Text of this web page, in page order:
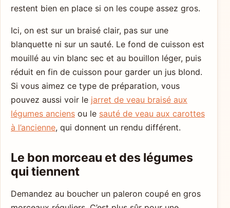
restent bien en place si on les coupe assez gros.
Ici, on est sur un braisé clair, pas sur une
blanquette ni sur un sauté. Le fond de cuisson est
mouillé au vin blanc sec et au bouillon léger, puis
réduit en fin de cuisson pour garder un jus blond.
Si vous aimez ce type de préparation, vous
pouvez aussi voir le jarret de veau braisé aux
légumes anciens ou le sauté de veau aux carottes
à l’ancienne, qui donnent un rendu différent.
Le bon morceau et des légumes
qui tiennent
Demandez au boucher un paleron coupé en gros